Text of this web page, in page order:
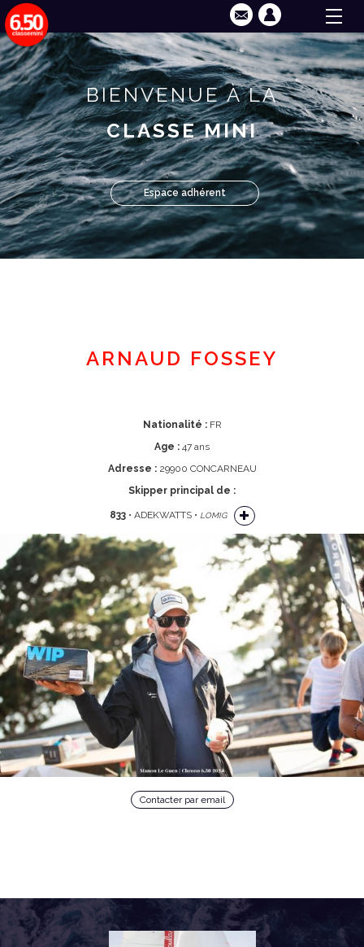
BIENVENUE À LA
CLASSE MINI
Espace adhérent
ARNAUD FOSSEY
Nationalité :FR
Age : 47 ans
Adresse :29900 CONCARNEAU
Skipper principal de :
833• ADEKWATTS • LOMIG
Contacter par email